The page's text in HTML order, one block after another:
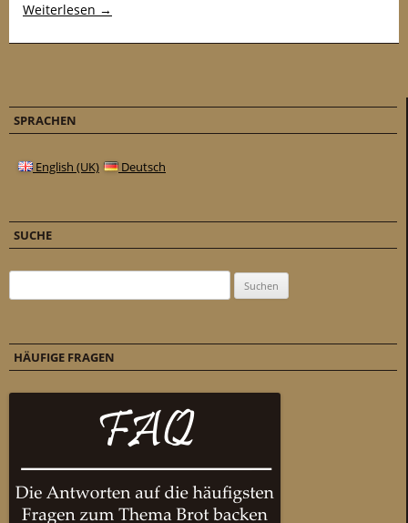
Weiterlesen →
SPRACHEN
English (UK) Deutsch
SUCHE
HÄUFIGE FRAGEN